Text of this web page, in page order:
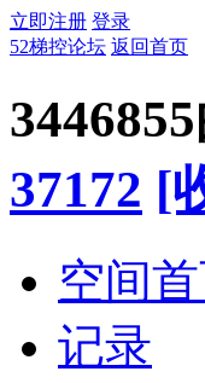
立即注册 登录
52梯控论坛 返回首页
37172 [
空间
记录